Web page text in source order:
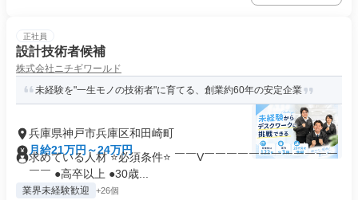
正社員
設計技術者候補
株式会社ニチギワールド
未経験を"一生モノの技術者"に育てる、創業約60年の安定企業
兵庫県神戸市兵庫区和田崎町
月給21万円～24万円
求めている人材 ⭐必須条件⭐ ￣￣V￣￣￣￣￣￣￣￣￣￣￣￣
￣￣ ●高卒以上 ●30歳...
業界未経験歓迎 +26個